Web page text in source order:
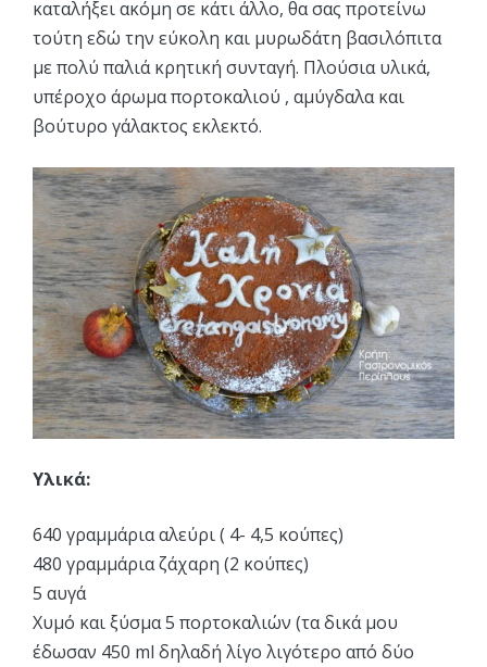
καταλήξει ακόμη σε κάτι άλλο, θα σας προτείνω
τούτη εδώ την εύκολη και μυρωδάτη βασιλόπιτα
με πολύ παλιά κρητική συνταγή. Πλούσια υλικά,
υπέροχο άρωμα πορτοκαλιού , αμύγδαλα και
βούτυρο γάλακτος εκλεκτό.
Υλικά:
640 γραμμάρια αλεύρι ( 4- 4,5 κούπες)
480 γραμμάρια ζάχαρη (2 κούπες)
5 αυγά
Χυμό και ξύσμα 5 πορτοκαλιών (τα δικά μου
έδωσαν 450 ml δηλαδή λίγο λιγότερο από δύο